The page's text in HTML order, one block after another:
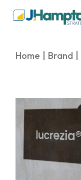
the
Home Brand